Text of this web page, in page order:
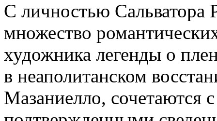
С личностью Сальватора
множество
художника легенды о
в неаполитанском
Мазаниелло, сочетаются